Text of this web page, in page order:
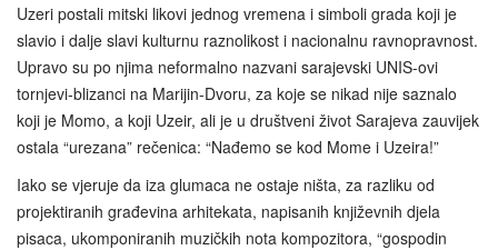
Uzeri postali mitski likovi jednog vremena i simboli grada koji je
slavio i dalje slavi kulturnu raznolikost i nacionalnu ravnopravnost.
Upravo su po njima neformalno nazvani sarajevski UNIS-ovi
tornjevi-blizanci na Marijin-Dvoru, za koje se nikad nije saznalo
koji je Momo, a koji Uzeir, ali je u društveni život Sarajeva zauvijek
ostala “urezana” rečenica: “Nađemo se kod Mome i Uzeira!”
Iako se vjeruje da iza glumaca ne ostaje ništa, za razliku od
projektiranih građevina arhitekata, napisanih književnih djela
pisaca, ukomponiranih muzičkih nota kompozitora, “gospodin